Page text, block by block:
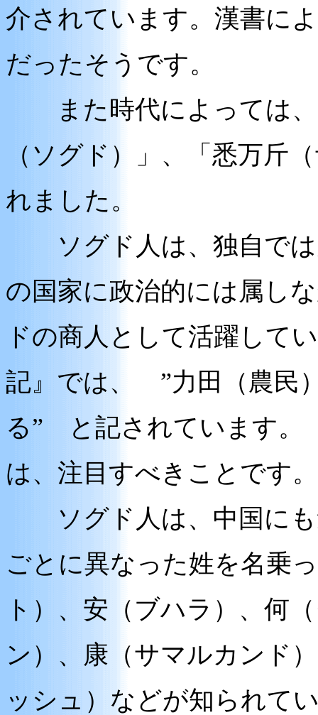
介されています。漢書に
だったそうです。
また時代によっては、
（ソグド）」、「悉万斤
れました。
ソグド人は、独自では
の国家に政治的には属し
ドの商人として活躍して
記』では、 ”力田（農民
る” と記されています。
は、注目すべきことです。
ソグド人は、中国にも
ごとに異なった姓を名乗
ト）、安（ブハラ）、何
ン）、康（サマルカンド
ッシュ）などが知られて